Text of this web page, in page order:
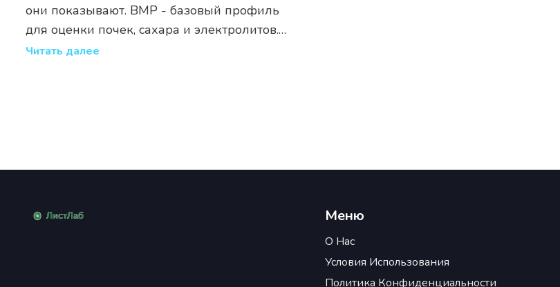
они показывают. BMP - базовый профиль
для оценки почек, сахара и электролитов.
CMP - расширенный, с оценкой печени и
Читать далее
Меню
О Нас
Условия Использования
Политика Конфиденциальности